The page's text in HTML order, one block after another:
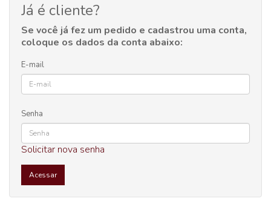
Já é cliente?
Se você já fez um pedido e cadastrou uma conta,
coloque os dados da conta abaixo:
E-mail
Senha
Solicitar nova senha